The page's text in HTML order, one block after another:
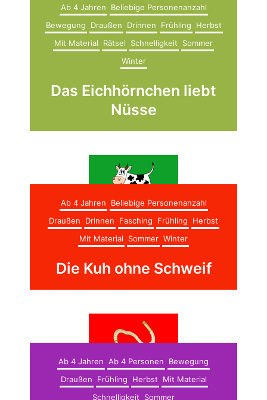
Ab 4 Jahren
Beliebige Personenanzahl
Bewegung
Draußen Drinnen Frühling
Herbst
Mit Material
Rätsel Schnelligkeit
Sommer
Winter
Das Eichhörnchen liebt
Nüsse
Ab 4 Jahren
Beliebige Personenanzahl
Draußen
Drinnen Fasching Frühling
Herbst
Mit Material
Sommer Winter
Die Kuh ohne Schweif
Ab 4 Jahren Ab 4 Personen
Bewegung
Draußen
Frühling Herbst
Mit Material
Schnelligkeit
Sommer